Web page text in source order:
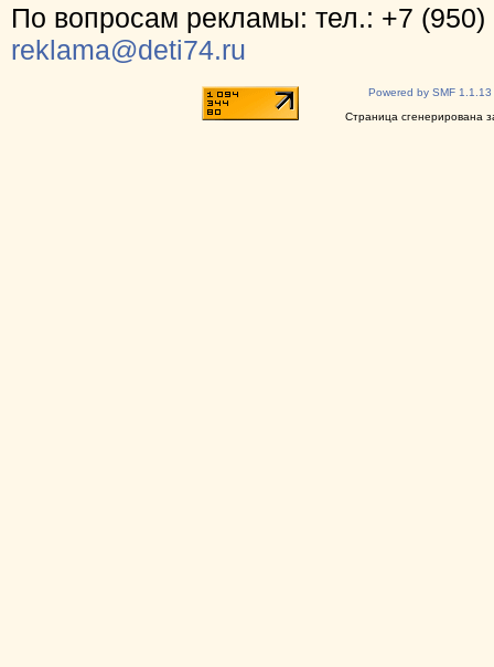
По вопросам рекламы: тел.: +7 (950)
reklama@deti74.ru
Powered by SMF 1.1.13
Страница сгенерирована